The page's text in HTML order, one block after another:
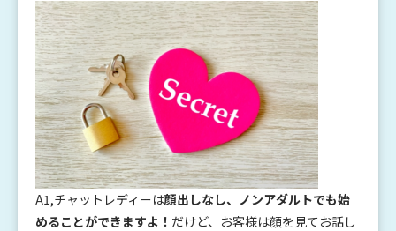
A1,チャットレディーは顔出しなし、ノンアダルトでも始
めることができますよ！ だけど、お客様は顔を見てお話し